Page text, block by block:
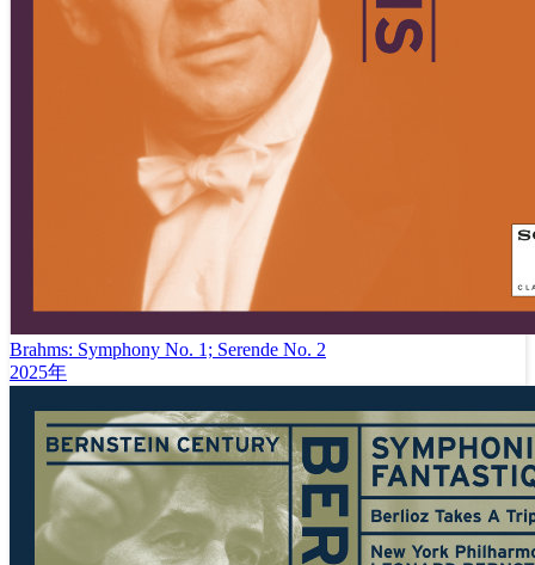
Brahms: Symphony No. 1; Serende No. 2
2025年